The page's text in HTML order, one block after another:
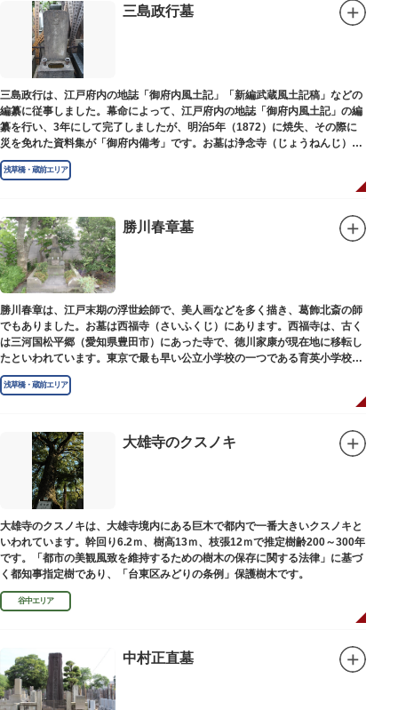
三島政行墓
三島政行は、江戸府内の地誌「御府内風土記」「新編武蔵風土記稿」などの
編纂に従事しました。幕命によって、江戸府内の地誌「御府内風土記」の編
纂を行い、3年にして完了しましたが、明治5年（1872）に焼失、その際に
災を免れた資料集が「御府内備考」です。お墓は浄念寺（じょうねんじ）境
内にあります。
浅草橋・蔵前エリア
勝川春章墓
勝川春章は、江戸末期の浮世絵師で、美人画などを多く描き、葛飾北斎の師
でもありました。お墓は西福寺（さいふくじ）にあります。西福寺は、古く
は三河国松平郷（愛知県豊田市）にあった寺で、徳川家康が現在地に移転し
たといわれています。東京で最も早い公立小学校の一つである育英小学校の
発祥の地としても知られています。
浅草橋・蔵前エリア
大雄寺のクスノキ
大雄寺のクスノキは、大雄寺境内にある巨木で都内で一番大きいクスノキと
いわれています。幹回り6.2ｍ、樹高13ｍ、枝張12ｍで推定樹齢200～300年
です。「都市の美観風致を維持するための樹木の保存に関する法律」に基づ
く都知事指定樹であり、「台東区みどりの条例」保護樹木です。
谷中エリア
中村正直墓